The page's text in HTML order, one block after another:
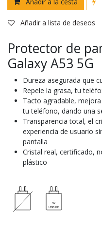
Añadir a lista de deseos
Protector de
Galaxy A53 5G
Dureza asegurada que
Repele la grasa, tu
Tacto agradable,
tu teléfono, dando una
Transparencia total, el
experiencia de usuario
pantalla
Cristal real, certificado,
plástico